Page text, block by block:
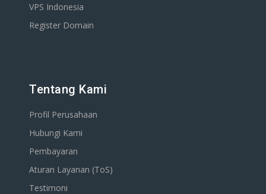
VPS Indonesia
Register Domain
Tentang Kami
Profil Perusahaan
Hubungi Kami
Pembayaran
Aturan Layanan (ToS)
Testimoni